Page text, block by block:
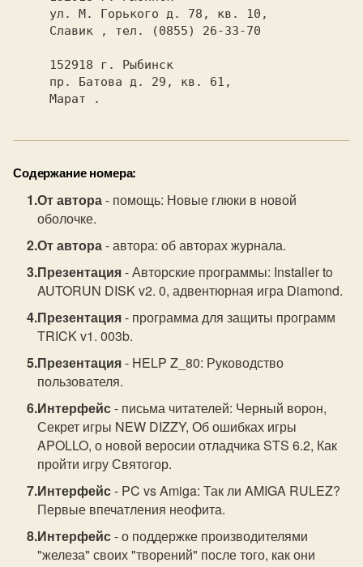
     Славик
, тел. (0855) 26-33-70
     Марат
Содержание номера:
От автора- помощь: Новые глюки в новой
оболочке.
От автора- автора: об авторах журнала.
Презентация- Авторские программы: Installer to
AUTORUN DISK v2. 0, адвентюрная игра Diamond.
Презентация- программа для защиты программ
TRICK v1. 003b.
Презентация- HELP Z_80: Руководство
пользователя.
Интерфейс- письма читателей: Черный ворон,
Секрет игры NEW DIZZY, Об ошибках игры
APOLLO, о новой веросии отладчика STS 6.2, Как
пройти игру Святогор.
Интерфейс- PC vs Amiga: Так ли AMIGA RULEZ?
Первые впечатления неофита.
Интерфейс- о поддержке производителями
"железа" своих "творений" после того, как они